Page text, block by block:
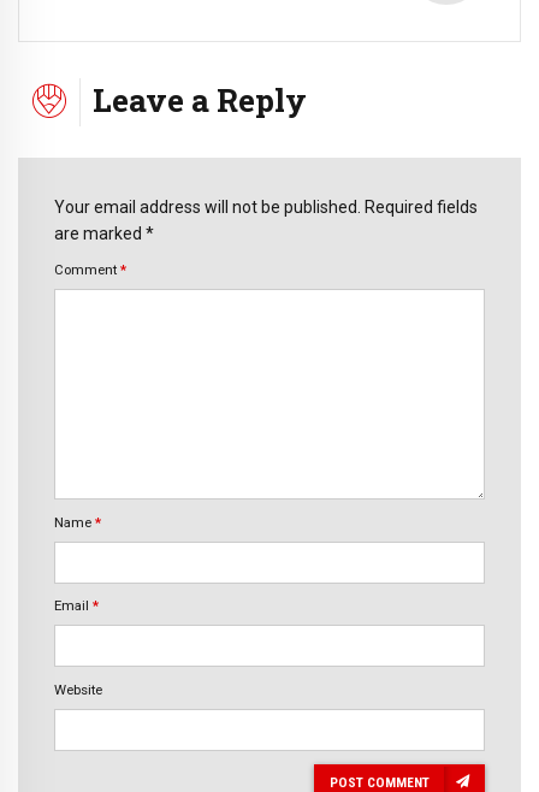
Leave a Reply
Your email address will not be published. Required fields
are marked *
Comment *
Name *
Email *
Website
POST COMMENT